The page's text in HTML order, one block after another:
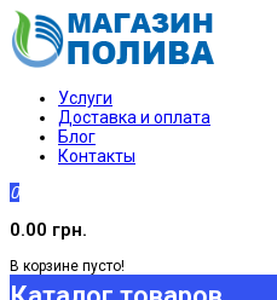
Услуги
Доставка и оплата
Блог
Контакты
0
0.00 грн.
В корзине пусто!